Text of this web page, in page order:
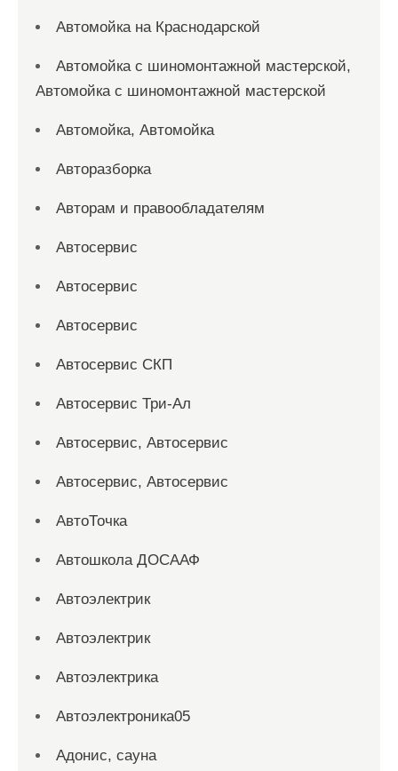
Автомойка на Краснодарской
Автомойка с шиномонтажной мастерской,
Автомойка с шиномонтажной мастерской
Автомойка, Автомойка
Авторазборка
Авторам и правообладателям
Автосервис
Автосервис
Автосервис
Автосервис СКП
Автосервис Три-Ал
Автосервис, Автосервис
Автосервис, Автосервис
АвтоТочка
Автошкола ДОСААФ
Автоэлектрик
Автоэлектрик
Автоэлектрика
Автоэлектроника05
Адонис, сауна